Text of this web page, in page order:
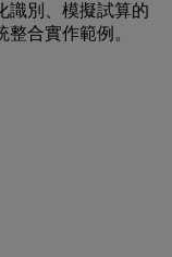
識別、模擬試算的
合實作範例。